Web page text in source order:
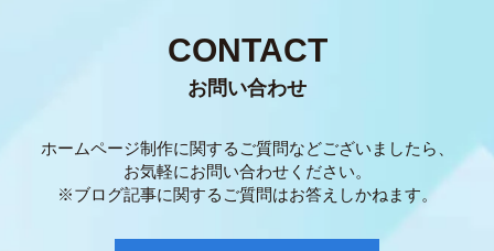
CONTACT
お問い合わせ
ホームページ制作に関するご質問などございましたら、
お気軽にお問い合わせください。
※ブログ記事に関するご質問はお答えしかねます。